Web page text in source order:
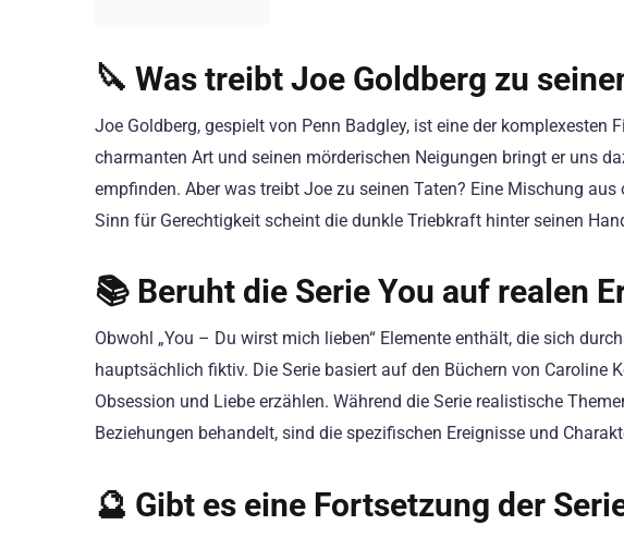
🔪 Was treibt Joe Goldberg zu
Joe Goldberg, gespielt von Penn Badgley, ist eine der
charmanten Art und seinen mörderischen Neigungen bringt er uns
empfinden. Aber was treibt Joe zu seinen Taten? Eine Mischung
Sinn für Gerechtigkeit scheint die dunkle Triebkraft hinter seinen
📚 Beruht die Serie You auf realen
Obwohl „You – Du wirst mich lieben“ Elemente enthält, die sich
hauptsächlich fiktiv. Die Serie basiert auf den Büchern von Caroline
Obsession und Liebe erzählen. Während die Serie realistische
Beziehungen behandelt, sind die spezifischen Ereignisse und
🔮 Gibt es eine Fortsetzung der